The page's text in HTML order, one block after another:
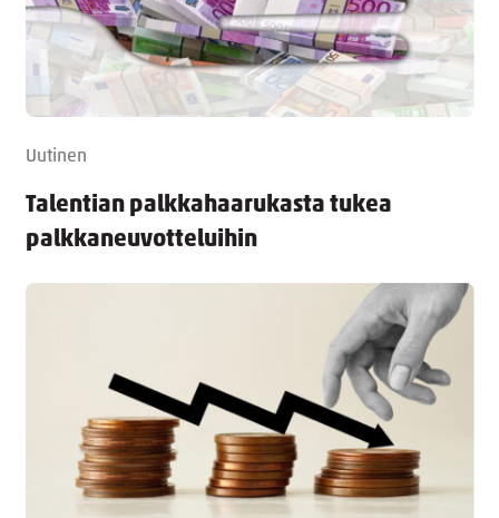
Uutinen
Talentian palkkahaarukasta tukea
palkkaneuvotteluihin